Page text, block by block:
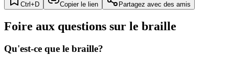
Ctrl+D Copier le lien Partagez avec des amis
Foire aux questions sur le braille
Qu'est-ce que le braille?